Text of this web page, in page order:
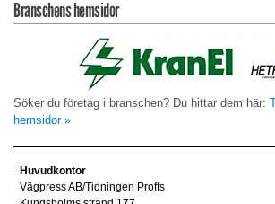
Branschens hemsidor
Söker du företag i branschen? Du hittar dem här:
hemsidor »
Huvudkontor
Vägpress AB/Tidningen Proffs